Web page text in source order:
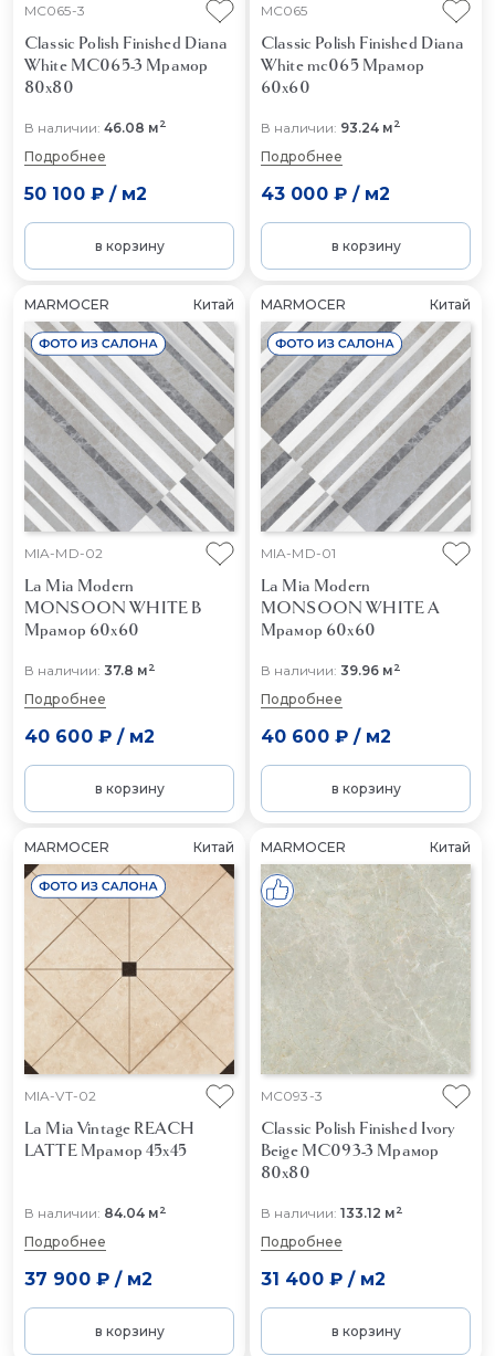
MC065-3
Classic Polish Finished Diana
White MC065-3 Мрамор
80x80
В наличии: 46.08 м2
Подробнее
50 100 ₽/ м2
в корзину
MC065
Classic Polish Finished Diana
White mc065 Мрамор
60x60
В наличии: 93.24 м2
Подробнее
43 000 ₽/ м2
в корзину
MARMOCER Китай
MIA-MD-02
La Mia Modern
MONSOON WHITE B
Мрамор 60x60
В наличии: 37.8 м2
Подробнее
40 600 ₽/ м2
в корзину
MARMOCER Китай
MIA-MD-01
La Mia Modern
MONSOON WHITE A
Мрамор 60x60
В наличии: 39.96 м2
Подробнее
40 600 ₽/ м2
в корзину
MARMOCER Китай
MIA-VT-02
La Mia Vintage REACH
LATTE Мрамор 45x45
В наличии: 84.04 м2
Подробнее
37 900 ₽/ м2
в корзину
MARMOCER Китай
MC093-3
Classic Polish Finished Ivory
Beige MC093-3 Мрамор
80x80
В наличии: 133.12 м2
Подробнее
31 400 ₽/ м2
в корзину